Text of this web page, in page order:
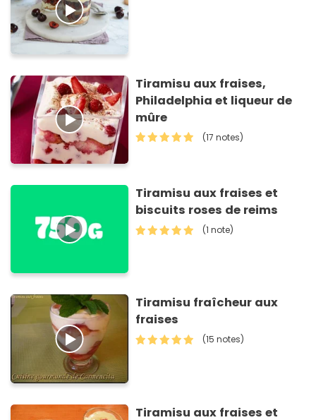
Tiramisu aux fraises,
Philadelphia et liqueur de
mûre
(17 notes)
Tiramisu aux fraises et
biscuits roses de reims
(1 note)
Tiramisu fraîcheur aux
fraises
(15 notes)
Tiramisu aux fraises et